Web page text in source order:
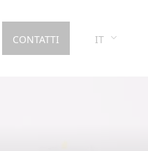
CONTATTI IT